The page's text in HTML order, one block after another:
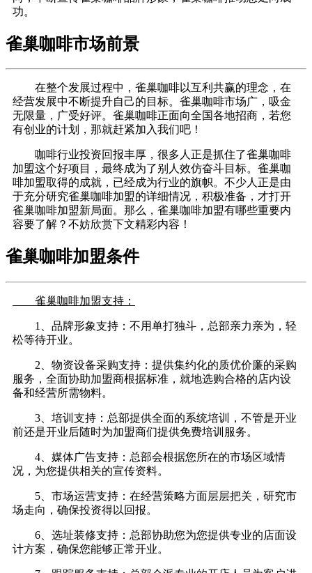
功。
雀巢咖啡市场前景
在整个发展过程中，雀巢咖啡以互利共赢的理念，在
经营发展中不断提升自己的目标。雀巢咖啡市场广，吸金
无限量，广受好评。雀巢咖啡正面向全国各地招商，若您
有创业的计划，那就赶紧加入我们吧！
咖啡行业投资回报丰厚，很多人正是抓住了雀巢咖啡
加盟这个好项目，最终成为了别人效仿奋斗目标。雀巢咖
啡加盟取得的成就，已经成为行业的旗帜。不少人正是由
于充分研究雀巢咖啡加盟的详细情况，积极准备，才打开
雀巢咖啡加盟新局面。那么，雀巢咖啡加盟有哪些重要内
容要了解？不妨欣赏下文精彩内容！
雀巢咖啡加盟条件
雀巢咖啡加盟支持：
1、品牌形象支持：不用单打独斗，总部亲力亲为，轻
松等待开业。
2、物资设备采购支持：提供集约化的质优价廉的采购
服务，全面协助加盟商根据标准，就地选购合格的店内设
备和经营所需物料。
3、培训支持：总部提供全面的系统培训，不管是开业
前还是开业后随时为加盟商们提供免费培训服务。
4、媒体广告支持：总部会根据您所在的市场区域情
况，为您提供相关的宣传资料。
5、市场运营支持：在经营策略方面层层把关，研究市
场走向，确保投资得以回报。
6、选址装修支持：总部协助您为您提供专业的店面设
计方案，确保您能够正常开业。